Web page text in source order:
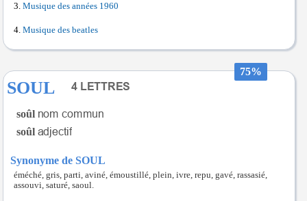
Musique des années 1960
Musique des beatles
75%
SOUL
soûl
soûl
Synonyme de SOUL
éméché, gris, parti, aviné, émoustillé, plein, ivre, repu, gavé, rassasié,
assouvi, saturé, saoul.